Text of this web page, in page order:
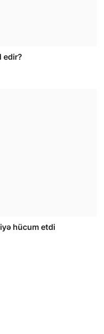
edir?
hücum etdi